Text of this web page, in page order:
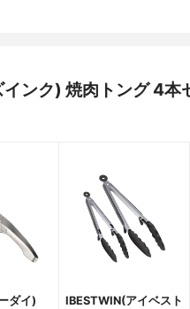
ンク) 焼肉トング 4本
ダイ)
IBESTWIN(アイベスト